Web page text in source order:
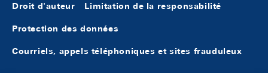
Droit d'auteur Limitation de la responsabilité
Protection des données
Courriels, appels téléphoniques et sites frauduleux